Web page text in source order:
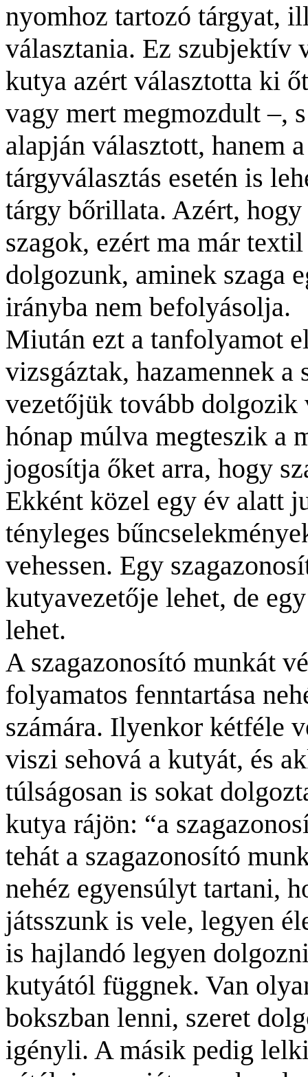
nyomhoz tartozó tárgyat,
választania. Ez szubjektív
kutya azért választotta ki
vagy mert megmozdult –,
alapján választott, hanem
tárgyválasztás esetén is
tárgy bőrillata. Azért,
szagok, ezért ma már
dolgozunk, aminek szaga
irányba nem befolyásolja.
Miután ezt a tanfolyamot
vizsgáztak, hazamennek
vezetőjük tovább
hónap múlva megteszik a
jogosítja őket arra, hogy
Ekként közel egy év alatt
tényleges
vehessen. Egy
kutyavezetője lehet, de
lehet.
A szagazonosító munkát
folyamatos fenntartása
számára. Ilyenkor kétféle
viszi sehová a kutyát, és
túlságosan is sokat
kutya rájön: “a
tehát a szagazonosító
nehéz egyensúlyt tartani,
játsszunk is vele, legyen
is hajlandó legyen
kutyától függnek. Van
bokszban lenni, szeret
igényli. A másik pedig